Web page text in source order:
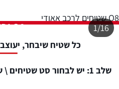
1/16
Q8
כל שטיח שיבחר,
שלב 1: יש לבחור סט שטיחים \ שטיח לתא מטען